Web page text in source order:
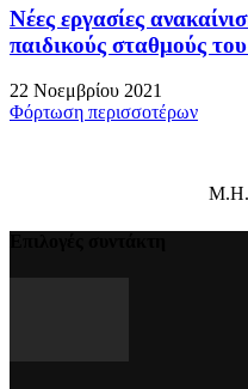
Νέες εργασίες
παιδικούς σταθμούς
22 Νοεμβρίου 2021
Φόρτωση περισσοτέρων